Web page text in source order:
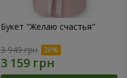
Букет "Желаю счастья"
3 949 грн